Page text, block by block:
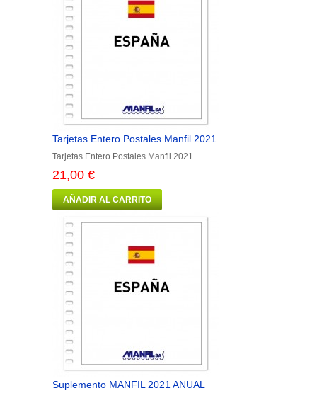
Tarjetas Entero Postales Manfil 2021
Tarjetas Entero Postales Manfil 2021
21,00 €
AÑADIR AL CARRITO
Suplemento MANFIL 2021 ANUAL